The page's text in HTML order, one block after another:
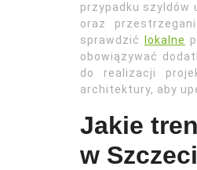
przypadku szyldów
oraz
sprawdzić
lokalne
obowiązywać
do realizacji
architektury, aby
Jakie
w